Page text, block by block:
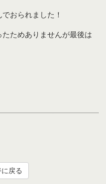
おられました！
ためありませんが最後は
戻る